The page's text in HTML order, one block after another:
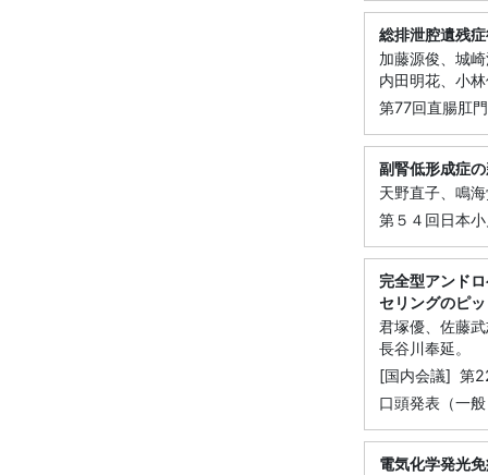
総排泄腔遺残
加藤源俊、城
内田明花、小
第77回直腸肛
副腎低形成症
天野直子、鳴
第５４回日本
完全型アンド
セリングのピ
君塚優、佐藤
長谷川奉延。
[国内会議] 第
口頭発表（一
電気化学発光